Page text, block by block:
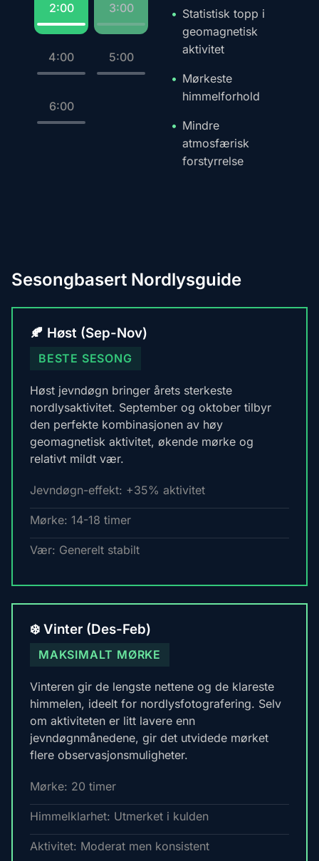
2:00 3:00
4:00 5:00
6:00
Statistisk topp i
geomagnetisk
aktivitet
Mørkeste
himmelforhold
Mindre
atmosfærisk
forstyrrelse
Sesongbasert Nordlysguide
🍂 Høst (Sep-Nov)
BESTE SESONG
Høst jevndøgn bringer årets sterkeste
nordlysaktivitet. September og oktober tilbyr
den perfekte kombinasjonen av høy
geomagnetisk aktivitet, økende mørke og
relativt mildt vær.
Jevndøgn-effekt: +35% aktivitet
Mørke: 14-18 timer
Vær: Generelt stabilt
❄️ Vinter (Des-Feb)
MAKSIMALT MØRKE
Vinteren gir de lengste nettene og de klareste
himmelen, ideelt for nordlysfotografering. Selv
om aktiviteten er litt lavere enn
jevndøgnmånedene, gir det utvidede mørket
flere observasjonsmuligheter.
Mørke: 20 timer
Himmelklarhet: Utmerket i kulden
Aktivitet: Moderat men konsistent